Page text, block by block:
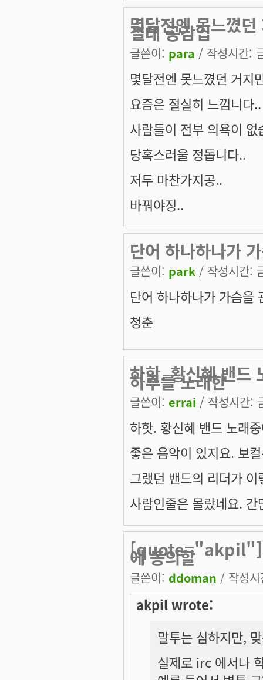
몇달전엔 못느꼈
절대 공감입
글쓴이: para / 작성시간:
몇달전엔 못느꼈던 거지
요즘은 절실히 느낌니다
사람들이 전부 의욕이
당혹스러울 정돕니다..
저두 마찬가지공..
바꿔야징..
단어 하나하나가
글쓴이: park / 작성시간:
단어 하나하나가 가슴을
청춘
하핫. 황신혜 밴드
하루를 노래한
글쓴이: errai / 작성시간:
하핫. 황신혜 밴드 노래
좋은 음악이 있지요. 보
그랬던 밴드의 리더가
사람인줄은 몰랐네요.
[quote="akpil"]
에 동의할
글쓴이: ddoman / 작성
akpil wrote:
말투는 심하지만,
실제로 irc 에서나